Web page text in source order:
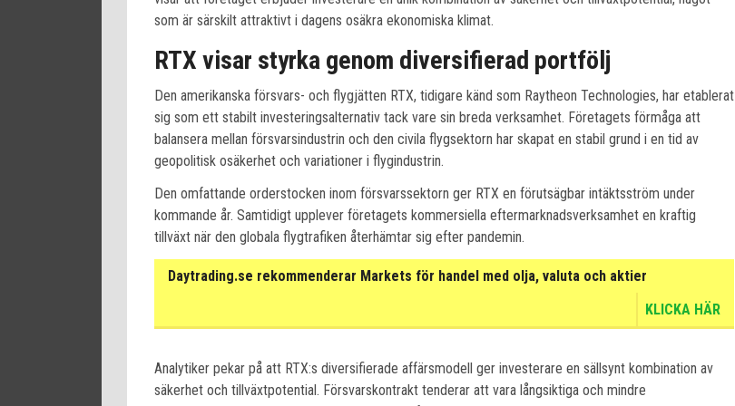
som är särskilt attraktivt i dagens osäkra ekonomiska klimat.
RTX visar styrka genom diversifierad portfölj
Den amerikanska försvars- och flygjätten RTX, tidigare känd som Raytheon Technologies, har etablerat
sig som ett stabilt investeringsalternativ tack vare sin breda verksamhet. Företagets förmåga att
balansera mellan försvarsindustrin och den civila flygsektorn har skapat en stabil grund i en tid av
geopolitisk osäkerhet och variationer i flygindustrin.
Den omfattande orderstocken inom försvarssektorn ger RTX en förutsägbar intäktsström under
kommande år. Samtidigt upplever företagets kommersiella eftermarknadsverksamhet en kraftig
tillväxt när den globala flygtrafiken återhämtar sig efter pandemin.
Daytrading.se rekommenderar Markets för handel med olja, valuta och aktier
KLICKA HÄR
Analytiker pekar på att RTX:s diversifierade affärsmodell ger investerare en sällsynt kombination av
säkerhet och tillväxtpotential. Försvarskontrakt tenderar att vara långsiktiga och mindre